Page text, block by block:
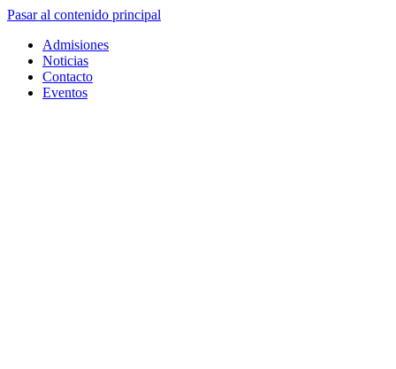
Pasar al contenido principal
Admisiones
Noticias
Contacto
Eventos